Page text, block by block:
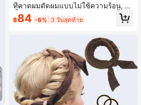
ที่คาดผมดัดผมแบบไม่ใช้ความร้อน, ริบ
บิ้นดัดผมแบบไม่ใช้ความร้อน, ริบบิ้นดั
ดผมสำหรับนอน, เครื่องมือจัดแต่งทรงผ
ม, การดัดผมแบบไม่ใช้ความร้อน, ที่ม้ว
นผม, ผลิตภัณฑ์และอุปกรณ์เสริมความ
งามสำหรับร้านเสริมสวย, ฤดูเปิดเทอม,
ของใช้จำเป็นสำหรับการเดินทาง, อุปกร
ณ์เสริมที่ม้วนผม, อุปกรณ์จัดแต่งทรงผม
ที่ม้วนผม, การดัดผม, ที่ม้วนผม
฿84 -6% 3 วันสุดท้าย